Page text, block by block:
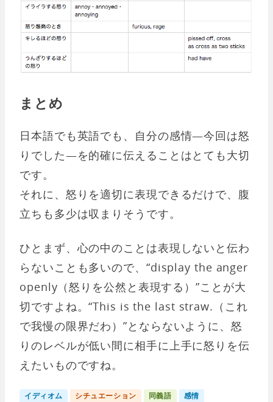
まとめ
日本語でも英語でも、自分の感情—今回は怒
りでした—を的確に伝えることはとても大切
です。
それに、怒りを適切に表現できるだけで、腹
立ちも多少は収まりそうです。
ひとまず、心の中のことは表現しないと伝わ
らないことも多いので、“display the anger
openly（怒りを公然と表現する）”ことが大
切ですよね。“This is the last straw.（これ
で我慢の限界だわ）”とならないように、怒
りのレベルが低い間に相手に上手に怒りを伝
えたいものですね。
イディオム シチュエーション 同義語 感情